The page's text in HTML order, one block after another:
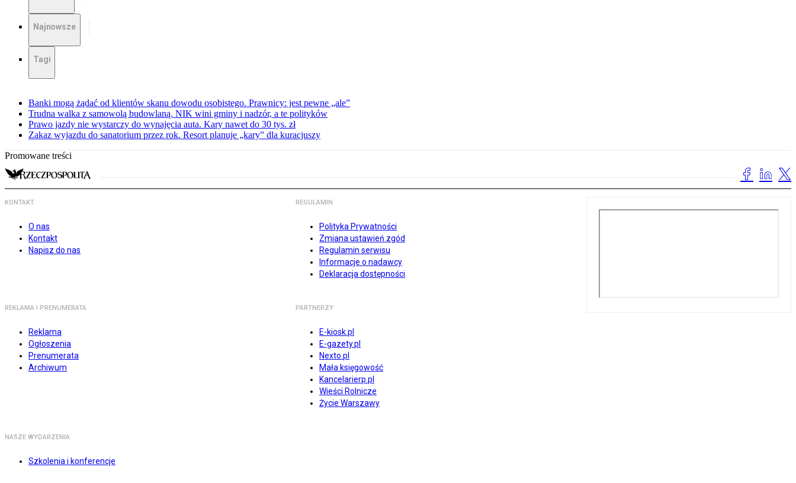
Najnowsze
Tagi
Banki mogą żądać od klientów skanu dowodu osobistego. Prawnicy: jest pewne „ale”
Trudna walka z samowolą budowlaną. NIK wini gminy i nadzór, a te polityków
Prawo jazdy nie wystarczy do wynajęcia auta. Kary nawet do 30 tys. zł
Zakaz wyjazdu do sanatorium przez rok. Resort planuje „kary” dla kuracjuszy
Promowane treści
KONTAKT
O nas
Kontakt
Napisz do nas
REGULAMIN
Polityka Prywatności
Zmiana ustawień zgód
Regulamin serwisu
Informacje o nadawcy
Deklaracja dostępności
REKLAMA I PRENUMERATA
Reklama
Ogłoszenia
Prenumerata
Archiwum
PARTNERZY
E-kiosk.pl
E-gazety.pl
Nexto.pl
Mała księgowość
Kancelarierp.pl
Wieści Rolnicze
Życie Warszawy
NASZE WYDARZENIA
Szkolenia i konferencje